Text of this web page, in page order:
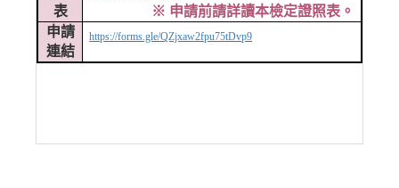
表
※ 申請前請詳讀本檢定證照表。
申請
連結
https://forms.gle/QZjxaw2fpu75tDvp9